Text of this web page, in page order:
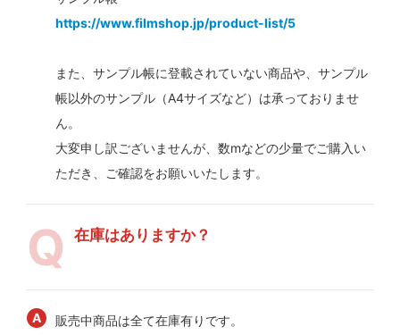
https://www.filmshop.jp/product-list/5
また、サンプル帳に登載されていない商品や、サンプル
帳以外のサンプル（A4サイズなど）は承っておりませ
ん。
大変申し訳ございませんが、数mなどの少量でご購入い
ただき、ご確認をお願いいたします。
在庫はありますか？
販売中商品は全て在庫有りです。